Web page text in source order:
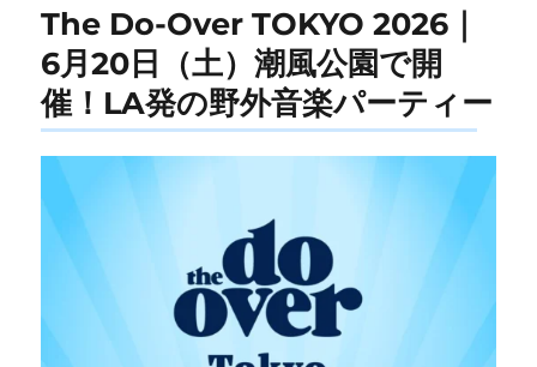
The Do-Over TOKYO 2026｜
6月20日（土）潮風公園で開
催！LA発の野外音楽パーティー